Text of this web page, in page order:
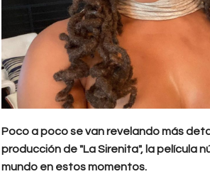
Poco a poco se van revelando más
producción de "La Sirenita", la película
mundo en estos momentos.